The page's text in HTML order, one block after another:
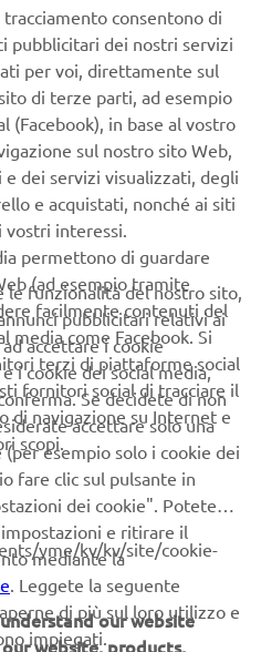
offerte, gli eventi speciali, le
per sapere come
sulla Privacy
pubblicitari dei nostri servizi
per voi, direttamente sul
di terze parti, ad esempio
(Facebook), in base al vostro
sul nostro sito Web,
dei servizi visualizzati, degli
e acquistati, nonché ai siti
vostri interessi.
permettono di guardare
(ad esempio tramite
facilmente contenuti del
media come Facebook. Si
terzi di piattaforme social
fornitori social di tracciare il
di navigazione su Internet e
scopi.
le funzionalità del nostro sito,
pubblicitari relativi ai
accettare i cookie
i cookie dei social media,
Se decidete di non
accettare solo una
esempio solo i cookie dei
fare clic sul pulsante in
dei cookie". Potete
e ritirare il
mediante la
. Leggete la seguente
di più sul loro utilizzo e
impiegati.
yme/kv/kv/site/cookie-
our website
website, products,